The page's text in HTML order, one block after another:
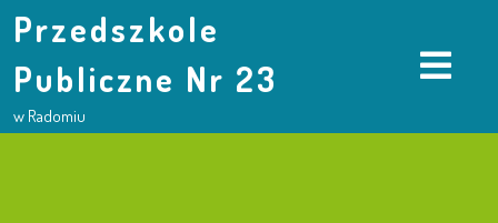
Przedszkole
Publiczne Nr 23
w Radomiu